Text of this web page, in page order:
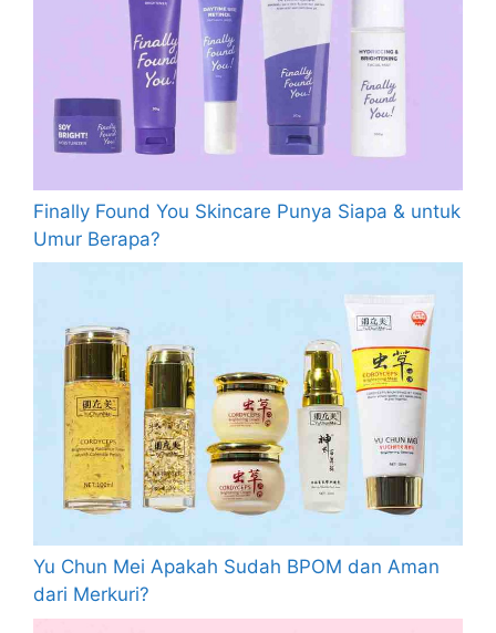
Finally Found You Skincare Punya Siapa & untuk
Umur Berapa?
Yu Chun Mei Apakah Sudah BPOM dan Aman
dari Merkuri?